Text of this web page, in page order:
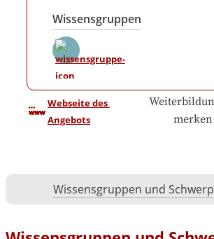
Wissensgruppen
Webseite des
Angebots
merken
Wissensgruppen und